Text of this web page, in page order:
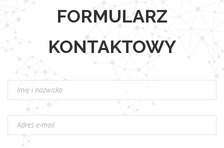
FORMULARZ
KONTAKTOWY